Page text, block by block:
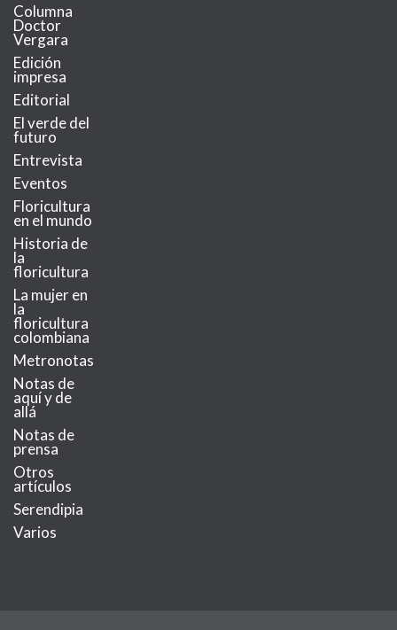
Columna
Doctor
Vergara
Edición
impresa
Editorial
El verde del
futuro
Entrevista
Eventos
Floricultura
en el mundo
Historia de
la
floricultura
La mujer en
la
floricultura
colombiana
Metronotas
Notas de
aquí y de
allá
Notas de
prensa
Otros
artículos
Serendipia
Varios